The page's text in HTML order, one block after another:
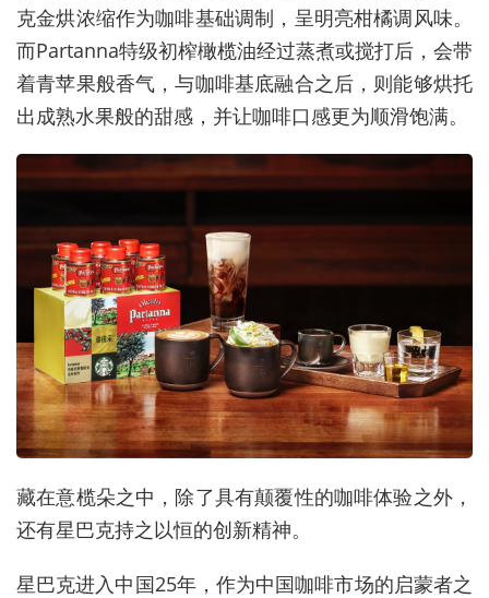
克金烘浓缩作为咖啡基础调制，呈明亮柑橘调风味。
而Partanna特级初榨橄榄油经过蒸煮或搅打后，会带
着青苹果般香气，与咖啡基底融合之后，则能够烘托
出成熟水果般的甜感，并让咖啡口感更为顺滑饱满。
藏在意榄朵之中，除了具有颠覆性的咖啡体验之外，
还有星巴克持之以恒的创新精神。
星巴克进入中国25年，作为中国咖啡市场的启蒙者之